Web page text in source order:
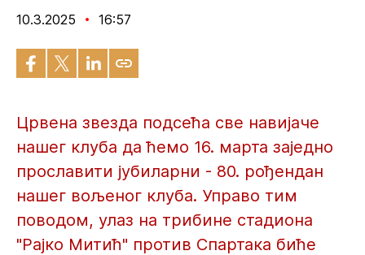
10.3.2025 16:57
Црвена звезда подсећа све навијаче
нашег клуба да ћемо 16. марта заједно
прославити јубиларни - 80. рођендан
нашег вољеног клуба. Управо тим
поводом, улаз на трибине стадиона
"Рајко Митић" против Спартака биће